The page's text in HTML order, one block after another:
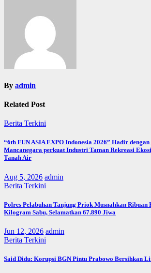
By admin
Related Post
Berita Terkini
“6th FUN ASIA EXPO Indonesia 2026” Hadir
Mancanegara perkuat Industri Taman Rekreasi
Tanah Air
Aug 5, 2026 admin
Berita Terkini
Polres Pelabuhan Tanjung Priok Musnahkan Ribuan
Kilogram Sabu, Selamatkan 67.890 Jiwa
Jun 12, 2026 admin
Berita Terkini
Said Didu: Korupsi BGN Pintu Prabowo Bersihkan